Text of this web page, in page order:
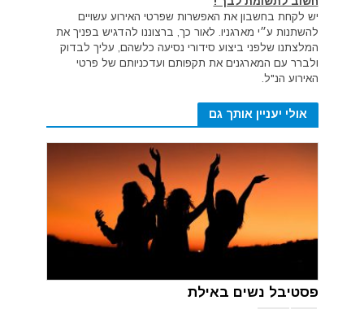
יש לקחת בחשבון את האפשרות שפרטי האירוע עשויים
להשתנות ע״י מארגניו. לאור כך, ברצוננו להדגיש בפניך את
המלצתנו שלפני ביצוע סידורי נסיעה כלשהם, עליך לבדוק
ולברר עם המארגנים את תקפותם ועדכניותם של פרטי
האירוע הנ"ל.
אולי יעניין אותך גם
פסטיבל נשים באילת